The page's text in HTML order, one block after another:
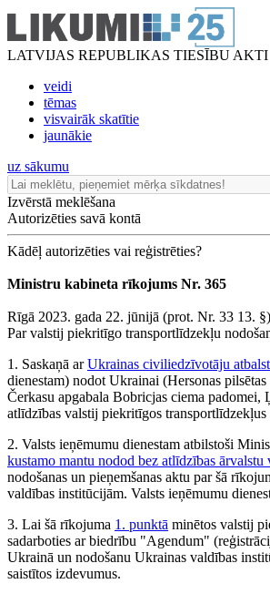
LATVIJAS REPUBLIKAS TIESĪBU AKTI
veidi
tēmas
visvairāk skatītie
jaunākie
uz sākumu
Izvērstā meklēšana
Autorizēties savā kontā
Kādēļ autorizēties vai reģistrēties?
Ministru kabineta rīkojums Nr. 365
Rīgā 2023. gada 22. jūnijā (prot. Nr. 33 13. §)
Par valstij piekritīgo transportlīdzekļu
1. Saskaņā arUkrainas civiliedzīvotāju
dienestam) nodot Ukrainai (Hersonas
Čerkasu apgabala Bobricjas ciema
atlīdzības valstij piekritīgos transportlīdzekļus
2. Valsts ieņēmumu dienestam atbilstoši
kustamo mantu nodod bez atlīdzības
nodošanas un pieņemšanas aktu par šā
valdības institūcijām. Valsts ieņēmumu
3. Lai šā rīkojuma 1. punktā minētos valstij
sadarboties ar biedrību "Agendum"
Ukrainā un nodošanu Ukrainas valdības
saistītos izdevumus.